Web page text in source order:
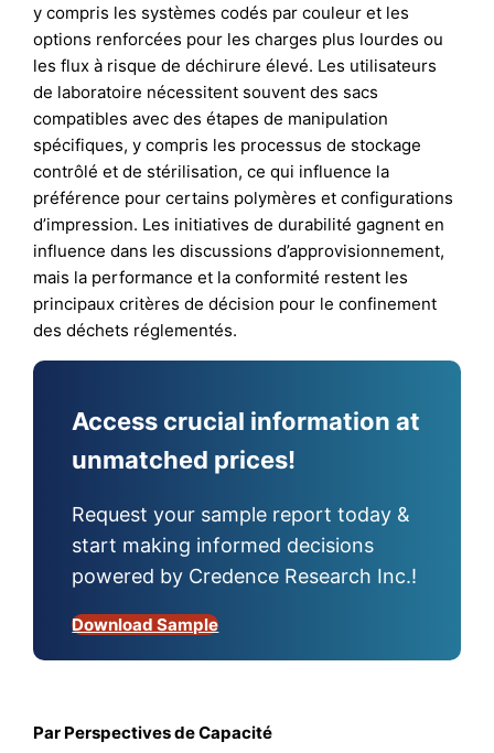
y compris les systèmes codés par couleur et les
options renforcées pour les charges plus lourdes ou
les flux à risque de déchirure élevé. Les utilisateurs
de laboratoire nécessitent souvent des sacs
compatibles avec des étapes de manipulation
spécifiques, y compris les processus de stockage
contrôlé et de stérilisation, ce qui influence la
préférence pour certains polymères et configurations
d’impression. Les initiatives de durabilité gagnent en
influence dans les discussions d’approvisionnement,
mais la performance et la conformité restent les
principaux critères de décision pour le confinement
des déchets réglementés.
Access crucial information at
unmatched prices!
Request your sample report today &
start making informed decisions
powered by Credence Research Inc.!
Download Sample
Par Perspectives de Capacité